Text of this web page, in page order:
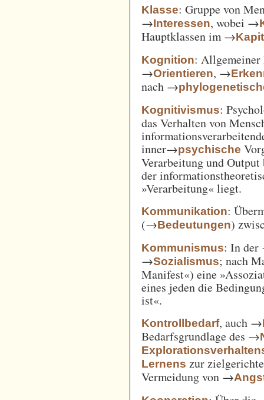
Klasse: Gruppe von
→Interessen, wobei →
Hauptklassen im →
Kognition: Allgemeiner
→Orientieren, →
nach →
Kognitivismus:
das Verhalten von
inner→psychische
Verarbeitung und
der
»Verarbeitung« liegt.
Kommunikation:
(→Bedeutungen)
Kommunismus: In
→Sozialismus; nach
Manifest«) eine
eines jeden die
ist«.
Kontrollbedarf, auch →
Bedarfsgrundlage des →
Lernens zur
Vermeidung von →